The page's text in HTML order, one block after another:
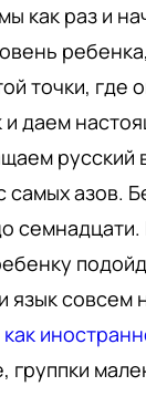
как раз и
точки, где
и даем
русский
самых азов.
семнадцати.
язык совсем
группки